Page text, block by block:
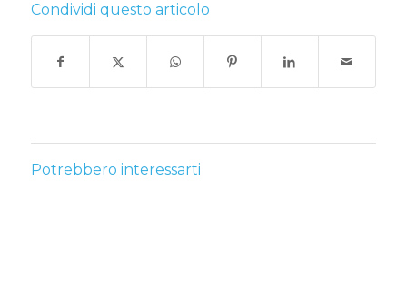
Condividi questo articolo
Potrebbero interessarti